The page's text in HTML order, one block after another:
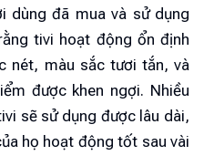
dùng đã mua và sử dụng
tivi hoạt động ổn định
nét, màu sắc tươi tắn, và
được khen ngợi. Nhiều
sẽ sử dụng được lâu dài,
họ hoạt động tốt sau vài